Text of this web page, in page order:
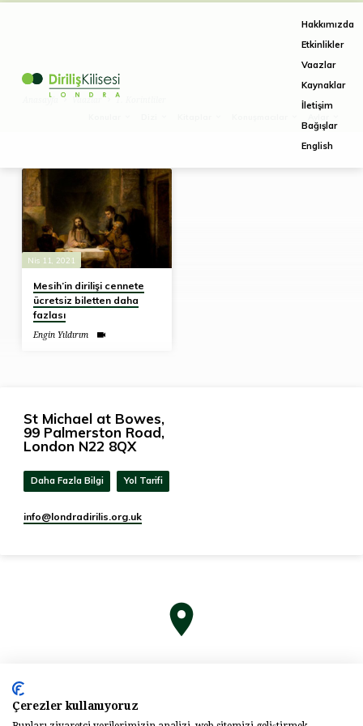
Hakkımızda
Etkinlikler
Vaazlar
Kaynaklar
İletişim
Bağışlar
English
Anasayfa Vaazlar 1. Korintliler
Vaazlar
on
1.
Korintliler
Nis 11, 2021
Mesih’in dirilişi cennete
ücretsiz biletten daha
fazlası
Engin Yıldırım
St Michael at Bowes,
99 Palmerston Road,
London N22 8QX
Daha Fazla Bilgi Yol Tarifi
info​@londradirilis.org.uk
Çerezler kullanıyoruz